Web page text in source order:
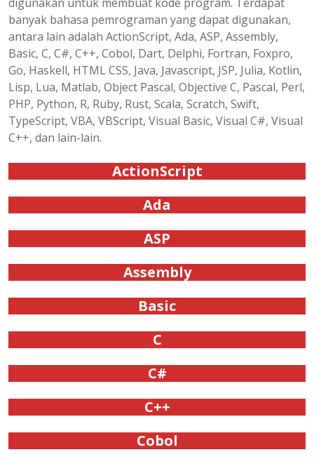
digunakan untuk membuat kode program. Terdapat
banyak bahasa pemrograman yang dapat digunakan,
antara lain adalah ActionScript, Ada, ASP, Assembly,
Basic, C, C#, C++, Cobol, Dart, Delphi, Fortran, Foxpro,
Go, Haskell, HTML CSS, Java, Javascript, JSP, Julia, Kotlin,
Lisp, Lua, Matlab, Object Pascal, Objective C, Pascal, Perl,
PHP, Python, R, Ruby, Rust, Scala, Scratch, Swift,
TypeScript, VBA, VBScript, Visual Basic, Visual C#, Visual
C++, dan lain-lain.
ActionScript
Ada
ASP
Assembly
Basic
C
C#
C++
Cobol